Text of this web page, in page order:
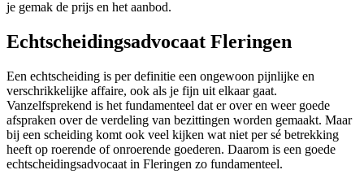
je gemak de prijs en het aanbod.
Echtscheidingsadvocaat Fleringen
Een echtscheiding is per definitie een ongewoon pijnlijke en
verschrikkelijke affaire, ook als je fijn uit elkaar gaat.
Vanzelfsprekend is het fundamenteel dat er over en weer goede
afspraken over de verdeling van bezittingen worden gemaakt. Maar
bij een scheiding komt ook veel kijken wat niet per sé betrekking
heeft op roerende of onroerende goederen. Daarom is een goede
echtscheidingsadvocaat in Fleringen zo fundamenteel.